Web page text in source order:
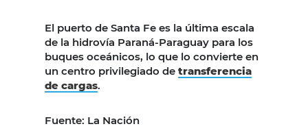
El puerto de Santa Fe es la última escala
de la hidrovía Paraná-Paraguay para los
buques oceánicos, lo que lo convierte en
un centro privilegiado de transferencia
de cargas.
Fuente: La Nación